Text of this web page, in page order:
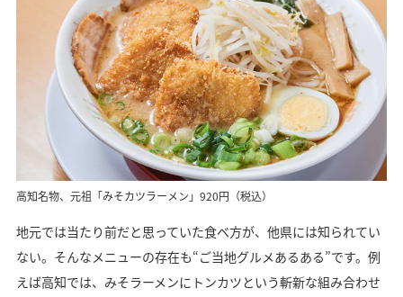
高知名物、元祖「みそカツラーメン」920円（税込）
地元では当たり前だと思っていた食べ方が、他県には知られてい
ない。そんなメニューの存在も“ご当地グルメあるある”です。例
えば高知では、みそラーメンにトンカツという斬新な組み合わせ